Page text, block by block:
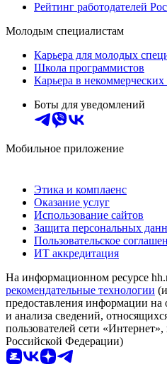
Рейтинг работодателей
Молодым специалистам
Карьера для молодых
Школа программистов
Карьера в некоммерческих
Боты для уведомлений
Мобильное приложение
Этика и комплаенс
Оказание услуг
Использование сайтов
Защита персональных
Пользовательское
ИТ аккредитация
На информационном ресурсе
рекомендательные технологии
предоставления информации на
и анализа сведений,
пользователей сети
Российской Федерации)